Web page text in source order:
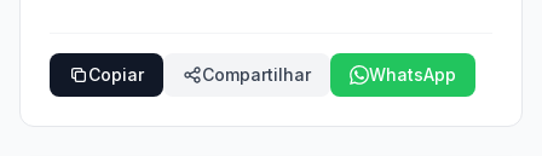
Copiar Compartilhar WhatsApp